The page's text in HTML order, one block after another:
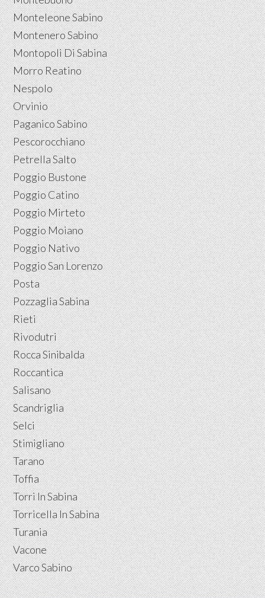
Monteleone Sabino
Montenero Sabino
Montopoli Di Sabina
Morro Reatino
Nespolo
Orvinio
Paganico Sabino
Pescorocchiano
Petrella Salto
Poggio Bustone
Poggio Catino
Poggio Mirteto
Poggio Moiano
Poggio Nativo
Poggio San Lorenzo
Posta
Pozzaglia Sabina
Rieti
Rivodutri
Rocca Sinibalda
Roccantica
Salisano
Scandriglia
Selci
Stimigliano
Tarano
Toffia
Torri In Sabina
Torricella In Sabina
Turania
Vacone
Varco Sabino